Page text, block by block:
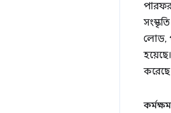
লোড,